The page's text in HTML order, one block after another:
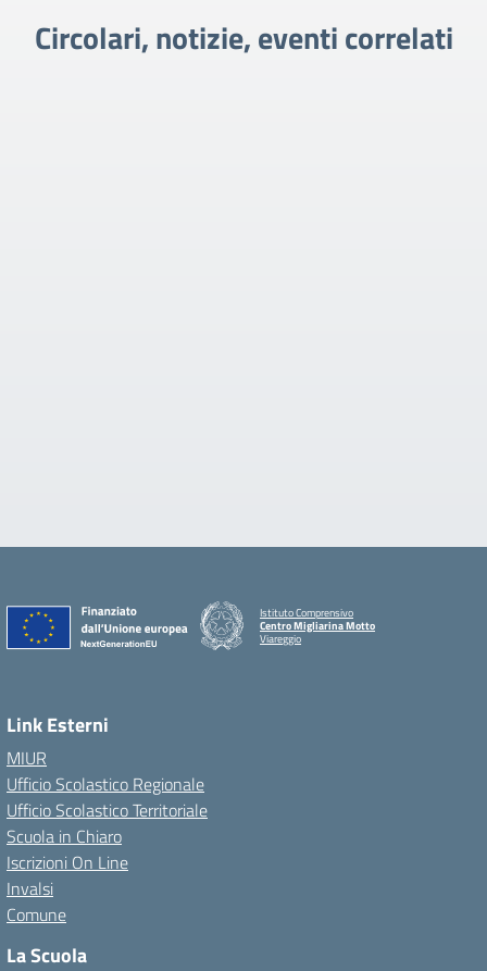
Circolari, notizie, eventi correlati
Istituto Comprensivo
Centro Migliarina Motto
Viareggio
Link Esterni
MIUR
Ufficio Scolastico Regionale
Ufficio Scolastico Territoriale
Scuola in Chiaro
Iscrizioni On Line
Invalsi
Comune
La Scuola